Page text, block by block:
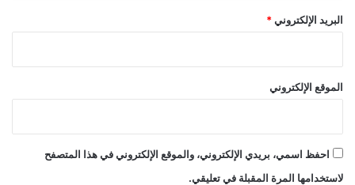
البريد الإلكتروني *
الموقع الإلكتروني
احفظ اسمي، بريدي الإلكتروني، والموقع الإلكتروني في هذا المتصفح
لاستخدامها المرة المقبلة في تعليقي.